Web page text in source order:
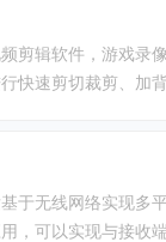
剪辑软件，游戏录
快速剪切裁剪、加
于无线网络实现多
，可以实现与接收